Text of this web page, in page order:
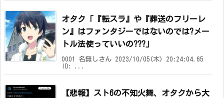
オタク「『転スラ』や『葬送のフリーレ
ン』はファンタジーではないのでは?メー
トル法使っていいの???」
0001 名無しさん 2023/10/05(木) 20:24:04.65
ID: ...
【悲報】スト6の不知火舞、オタクから大